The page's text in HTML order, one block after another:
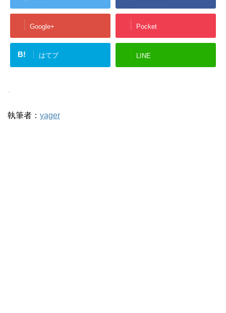
Google+ Pocket
B! はてブ LINE
-
執筆者： yager